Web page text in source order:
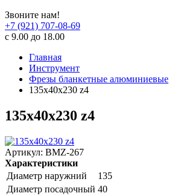
Звоните нам!
+7 (921) 707-08-69
с 9.00 до 18.00
Главная
Инструмент
Фрезы бланкетные алюминиевые
135x40x230 z4
135x40x230 z4
Артикул: BMZ-267
Характеристики
Диаметр наружний
135
Диаметр посадочный 40